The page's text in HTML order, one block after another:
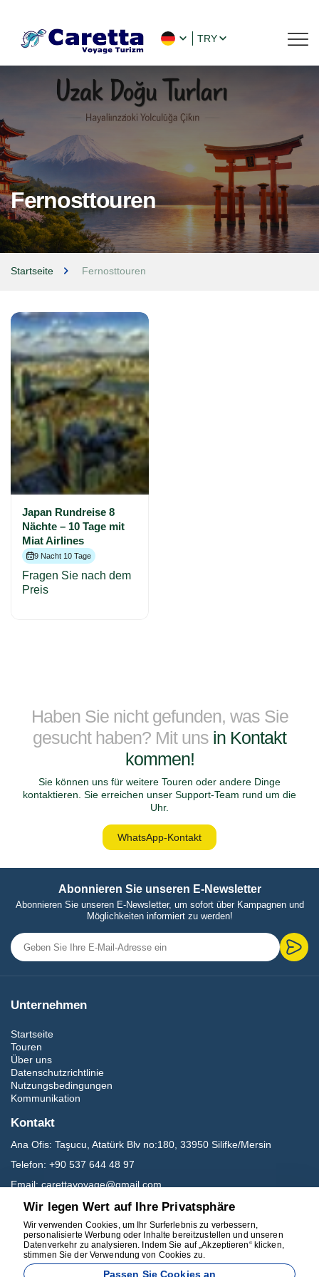
TRY
Fernosttouren
Startseite Fernosttouren
Japan Rundreise 8
Nächte – 10 Tage mit
Miat Airlines
9 Nacht 10 Tage
Fragen Sie nach dem
Preis
Haben Sie nicht gefunden, was Sie
gesucht haben? Mit uns in Kontakt
kommen!
Sie können uns für weitere Touren oder andere Dinge
kontaktieren. Sie erreichen unser Support-Team rund um die
Uhr.
WhatsApp-Kontakt
Abonnieren Sie unseren E-Newsletter
Abonnieren Sie unseren E-Newsletter, um sofort über Kampagnen und
Möglichkeiten informiert zu werden!
Unternehmen
Startseite
Touren
Über uns
Datenschutzrichtlinie
Nutzungsbedingungen
Kommunikation
Kontakt
Ana Ofis: Taşucu, Atatürk Blv no:180, 33950 Silifke/Mersin
Telefon: +90 537 644 48 97
Email: carettavoyage@gmail.com
Sozialen Medien
Wir legen Wert auf Ihre Privatsphäre
Wir verwenden Cookies, um Ihr Surferlebnis zu verbessern,
personalisierte Werbung oder Inhalte bereitzustellen und unseren
Datenverkehr zu analysieren. Indem Sie auf „Akzeptieren“ klicken,
stimmen Sie der Verwendung von Cookies zu.
Passen Sie Cookies an